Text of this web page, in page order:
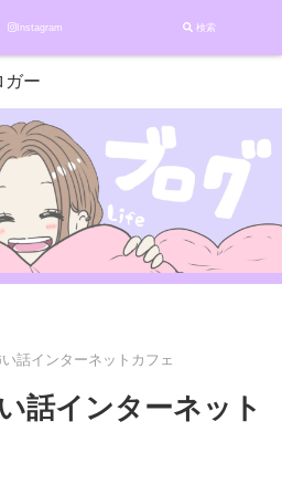
Instagram 検索
話インターネットカフェ
話インターネット